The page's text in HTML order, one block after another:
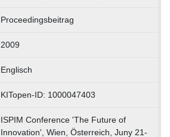
Proceedingsbeitrag
2009
Englisch
KITopen-ID: 1000047403
ISPIM Conference 'The Future of
Innovation', Wien, Österreich, Juny 21-